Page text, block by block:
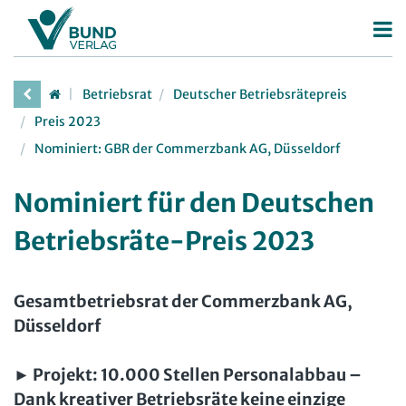
Betriebsrat
Betriebsratswahl
Betriebsratsarbeit
Arbeitsschutz
Beschäftigtendatenschutz
Personalrat
Deutscher Personalräte-Preis
TVöD | TV-L
Beschäftigtendatenschutz
JAV
Arbeit in der JAV
SBV
Arbeit in der SBV
MAV
Zeitschriften
Der Personalrat
Betriebsratswissen online
Software
Betriebsrat
Deutscher Betriebsrätepreis
Preis 2023
Nominiert: GBR der Commerzbank AG, Düsseldorf
Nominiert für den Deutschen
Betriebsräte-Preis 2023
Gesamtbetriebsrat der Commerzbank AG,
Düsseldorf
► Projekt: 10.000 Stellen Personalabbau –
Dank kreativer Betriebsräte keine einzige